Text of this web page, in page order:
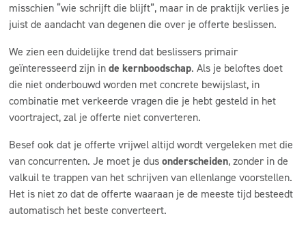
misschien “wie schrijft die blijft”, maar in de praktijk verlies je
juist de aandacht van degenen die over je offerte beslissen.
We zien een duidelijke trend dat beslissers primair
geïnteresseerd zijn inde kernboodschap. Als je beloftes doet
die niet onderbouwd worden met concrete bewijslast, in
combinatie met verkeerde vragen die je hebt gesteld in het
voortraject, zal je offerte niet converteren.
Besef ook dat je offerte vrijwel altijd wordt vergeleken met die
van concurrenten. Je moet je dusonderscheiden, zonder in de
valkuil te trappen van het schrijven van ellenlange voorstellen.
Het is niet zo dat de offerte waaraan je de meeste tijd besteedt
automatisch het beste converteert.